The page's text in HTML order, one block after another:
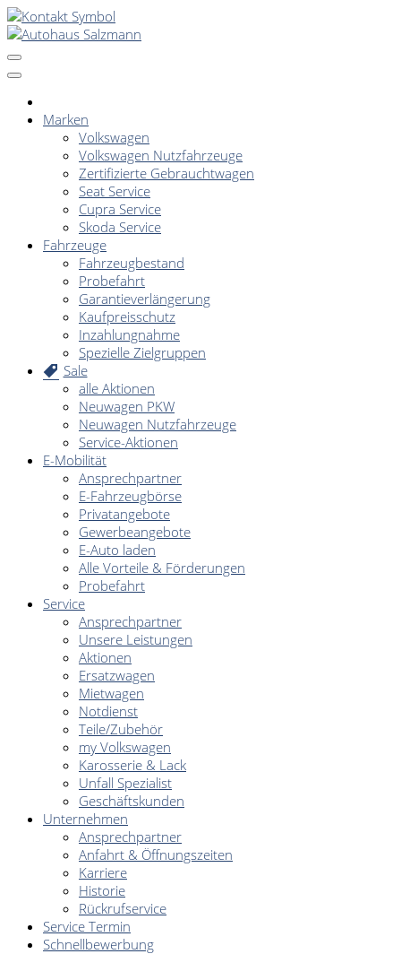
Marken
Volkswagen
Volkswagen Nutzfahrzeuge
Zertifizierte Gebrauchtwagen
Seat Service
Cupra Service
Skoda Service
Fahrzeuge
Fahrzeugbestand
Probefahrt
Garantieverlängerung
Kaufpreisschutz
Inzahlungnahme
Spezielle Zielgruppen
Sale
alle Aktionen
Neuwagen PKW
Neuwagen Nutzfahrzeuge
Service-Aktionen
E-Mobilität
Ansprechpartner
E-Fahrzeugbörse
Privatangebote
Gewerbeangebote
E-Auto laden
Alle Vorteile & Förderungen
Probefahrt
Service
Ansprechpartner
Unsere Leistungen
Aktionen
Ersatzwagen
Mietwagen
Notdienst
Teile/Zubehör
my Volkswagen
Karosserie & Lack
Unfall Spezialist
Geschäftskunden
Unternehmen
Ansprechpartner
Anfahrt & Öffnungszeiten
Karriere
Historie
Rückrufservice
Service Termin
Schnellbewerbung